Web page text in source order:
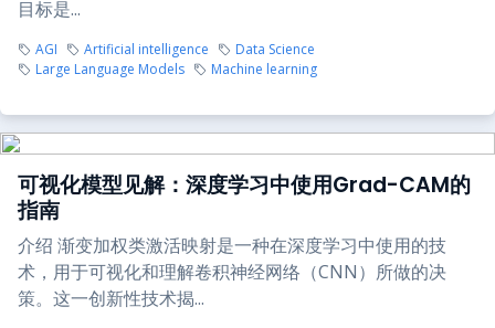
目标是...
AGI Artificial intelligence
Data Science
Large Language Models
Machine learning
可视化模型见解：深度学习中使用Grad-CAM的
指南
介绍 渐变加权类激活映射是一种在深度学习中使用的技
术，用于可视化和理解卷积神经网络（CNN）所做的决
策。这一创新性技术揭...